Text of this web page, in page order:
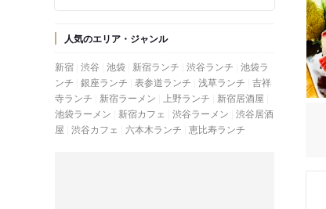
人気のエリア・ジャンル
新宿 渋谷 池袋 新宿ランチ 渋谷ランチ 池袋ラ
ンチ 銀座ランチ 表参道ランチ 浅草ランチ 吉祥
寺ランチ
新宿ラーメン 上野ランチ
新宿居酒屋
池袋ラーメン
新宿カフェ 渋谷ラーメン 渋谷居酒
屋 渋谷カフェ 六本木ランチ 恵比寿ランチ